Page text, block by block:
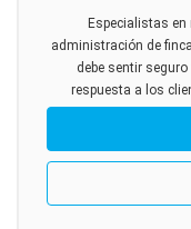
Especialistas
administración de
debe sentir
respuesta a los